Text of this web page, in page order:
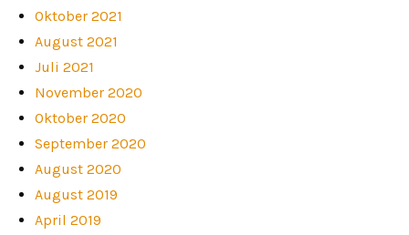
Oktober 2021
August 2021
Juli 2021
November 2020
Oktober 2020
September 2020
August 2020
August 2019
April 2019